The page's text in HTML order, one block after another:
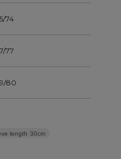
74
77
80
length 30cm